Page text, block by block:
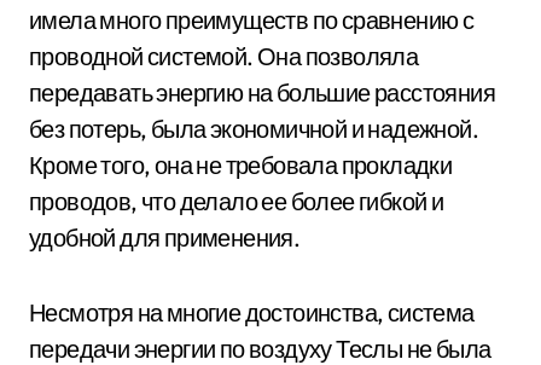
имела много преимуществ по сравнению с
проводной системой. Она позволяла
передавать энергию на большие расстояния
без потерь, была экономичной и надежной.
Кроме того, она не требовала прокладки
проводов, что делало ее более гибкой и
удобной для применения.
Несмотря на многие достоинства, система
передачи энергии по воздуху Теслы не была